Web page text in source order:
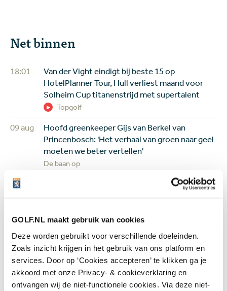
GOLF.NL maakt gebruik van cookies
Deze worden gebruikt voor verschillende doeleinden.
Zoals inzicht krijgen in het gebruik van ons platform en
services. Door op ‘Cookies accepteren’ te klikken ga je
akkoord met onze Privacy- & cookieverklaring en
ontvangen wij de niet-functionele cookies. Via deze niet-
Net binnen
18:01
Van der Vight eindigt bij beste 15 op
HotelPlanner Tour, Hull verliest maand voor
Solheim Cup titanenstrijd met supertalent
Topgolf
09 aug
Hoofd greenkeeper Gijs van Berkel van
Princenbosch: 'Het verhaal van groen naar geel
moeten we beter vertellen'
De baan op
08 aug
Solheim Cup feestje voor (kleine) kinderen en
Jeugd
08 aug
Review Shot Scope H50: een digitaal
caddieboekje voor de GPS-liefhebber
Equipment
07 aug
Golfbaan The Fox gekocht door Brabantse